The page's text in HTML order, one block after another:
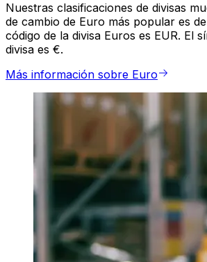
Nuestras clasificaciones de divisas
de cambio de Euro más popular es
código de la divisa Euros es EUR. El
divisa es €.
Más información sobre Euro